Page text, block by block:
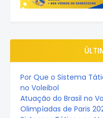
Por Que o Sistema
no Voleibol
Atuação do Brasil no
Olimpíadas de Paris